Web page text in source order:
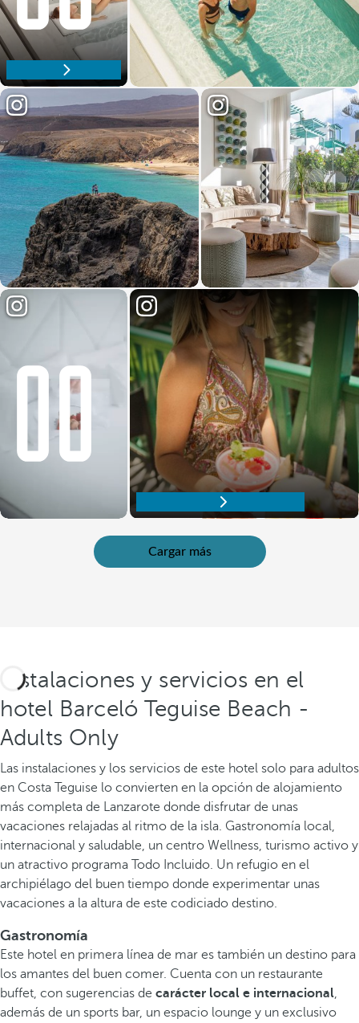
Descubre nuestro espacio wellness
Descubre nuestra oferta gastronómica
Cargar más
Instalaciones y servicios en el
hotel Barceló Teguise Beach -
Adults Only
Las instalaciones y los servicios de este hotel solo para adultos
en Costa Teguise lo convierten en la opción de alojamiento
más completa de Lanzarote donde disfrutar de unas
vacaciones relajadas al ritmo de la isla. Gastronomía local,
internacional y saludable, un centro Wellness, turismo activo y
un atractivo programa Todo Incluido. Un refugio en el
archipiélago del buen tiempo donde experimentar unas
vacaciones a la altura de este codiciado destino.
Gastronomía
Este hotel en primera línea de mar es también un destino para
los amantes del buen comer. Cuenta con un restaurante
buffet, con sugerencias de carácter local e internacional,
además de un sports bar, un espacio lounge y un exclusivo